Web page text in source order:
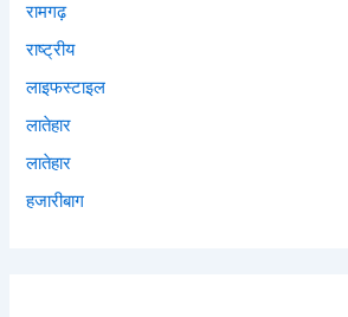
रामगढ़
राष्ट्रीय
लाइफस्टाइल
लातेहार
लातेहार
हजारीबाग